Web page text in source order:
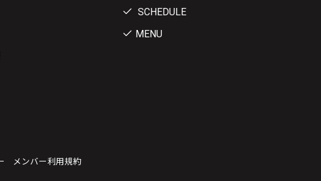
SCHEDULE
MENU
メンバー利用規約